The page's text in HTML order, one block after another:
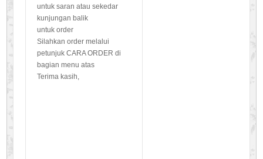
untuk saran atau sekedar
kunjungan balik
untuk order
Silahkan order melalui
petunjuk CARA ORDER di
bagian menu atas
Terima kasih,